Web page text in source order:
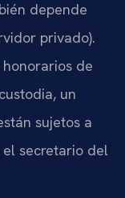
depende
privado).
de
un
sujetos a
secretario del